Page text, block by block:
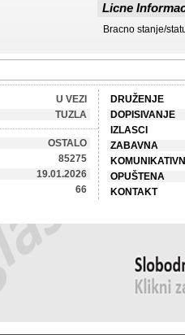
Licne
Bracno stanje/
U VEZI
TUZLA
OSTALO
85275
19.01.2026
66
DRUŽENJE
DOPISIVANJE
IZLASCI
ZABAVNA
OPUŠTENA
KONTAKT